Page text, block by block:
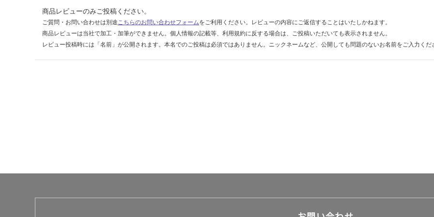
商品レビューのみご投稿ください。
ご質問・お問い合わせは別途 こちらのお問い合わせフォームをご利用ください。レビューの内容にご返信することはいたしかねます。
商品レビューは当社で加工・加筆ができません。個人情報の記載等、利用規約に反する場合は、ご投稿いただいても表示されません。
レビュー投稿時には「名前」が公開されます。本名でのご投稿は必須ではありません。ニックネームなど、公開しても問題のないお名前をご入力くだ